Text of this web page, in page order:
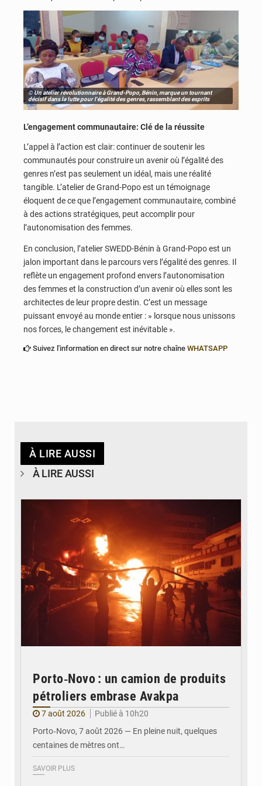
© Un atelier révolutionnaire à Grand-Popo, Bénin, marque un tournant
décisif dans la lutte pour l'égalité des genres, rassemblant des esprits
L’engagement communautaire: Clé de la réussite
L’appel à l’action est clair: continuer de soutenir les
communautés pour construire un avenir où l’égalité des
genres n’est pas seulement un idéal, mais une réalité
tangible. L’atelier de Grand-Popo est un témoignage
éloquent de ce que l’engagement communautaire, combiné
à des actions stratégiques, peut accomplir pour
l’autonomisation des femmes.
En conclusion, l’atelier SWEDD-Bénin à Grand-Popo est un
jalon important dans le parcours vers l’égalité des genres. Il
reflète un engagement profond envers l’autonomisation
des femmes et la construction d’un avenir où elles sont les
architectes de leur propre destin. C’est un message
puissant envoyé au monde entier : » lorsque nous unissons
nos forces, le changement est inévitable ».
Suivez l'information en direct sur notre chaîne WHATSAPP
À LIRE AUSSI
À LIRE AUSSI
Porto‑Novo : un camion de produits
pétroliers embrase Avakpa
7 août 2026
Publié à 10h20
Porto‑Novo, 7 août 2026 — En pleine nuit, quelques
centaines de mètres ont…
SAVOIR PLUS